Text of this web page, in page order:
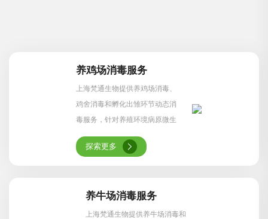
养鸡场消毒服务
上海梵通生物提供养鸡场消毒、
鸡舍消毒和孵化出雏环节动态消
毒服务，针对养殖环境病原微生
物污染，构建畜牧生物安全防护
方案。探索更多
养牛场消毒服务
上海梵通生物提供养牛场消毒和